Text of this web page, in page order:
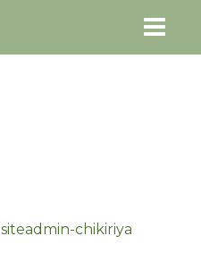
siteadmin-chikiriya